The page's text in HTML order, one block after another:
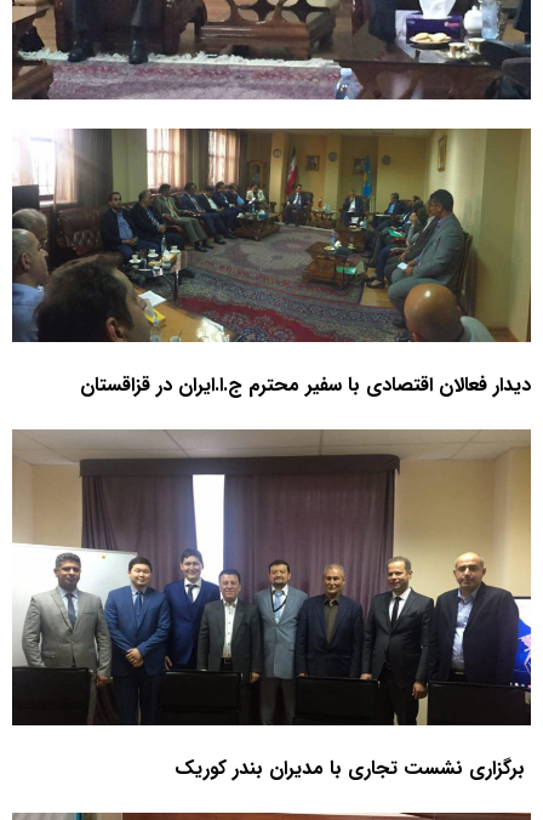
دیدار فعالان اقتصادی با سفیر محترم ج.ا.ایران در قزاقستان
برگزاری نشست تجاری با مدیران بندر کوریک